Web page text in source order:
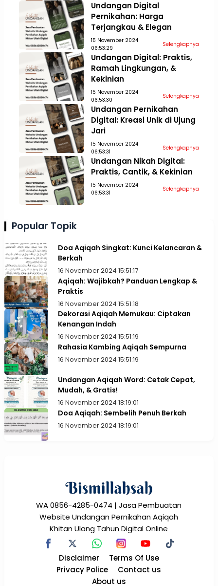
Undangan Digital
Pernikahan: Harga
Terjangkau & Elegan
15 November 2024
06:53:29
Selengkapnya
Undangan Digital: Praktis,
Ramah Lingkungan, &
Kekinian
15 November 2024
06:53:30
Selengkapnya
Undangan Pernikahan
Digital: Kreasi Unik di Ujung
Jari
15 November 2024
06:53:31
Selengkapnya
Undangan Nikah Digital:
Praktis, Cantik, & Kekinian
15 November 2024
06:53:31
Selengkapnya
Popular Topik
Doa Aqiqah Singkat: Kunci Kelancaran &
Berkah
16 November 2024 15:51:17
Aqiqah: Wajibkah? Panduan Lengkap &
Praktis
16 November 2024 15:51:18
Dekorasi Aqiqah Memukau: Ciptakan
Kenangan Indah
16 November 2024 15:51:19
Rahasia Kambing Aqiqah Sempurna
16 November 2024 15:51:19
Undangan Aqiqah Word: Cetak Cepat,
Mudah, & Gratis!
16 November 2024 18:19:01
Doa Aqiqah: Sembelih Penuh Berkah
16 November 2024 18:19:01
WA 0856-4285-0474 | Jasa Pembuatan
Website Undangan Pernikahan Aqiqah
Khitan Ulang Tahun Digital Online
Disclaimer
Terms Of Use
Privacy Police
Contact us
About us